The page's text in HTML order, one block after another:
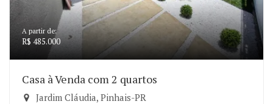
A partir de:
R$ 485.000
Casa à Venda com 2 quartos
Jardim Cláudia, Pinhais-PR